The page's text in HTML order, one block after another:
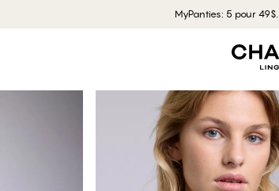
MyPanties: 5 pour 49$.